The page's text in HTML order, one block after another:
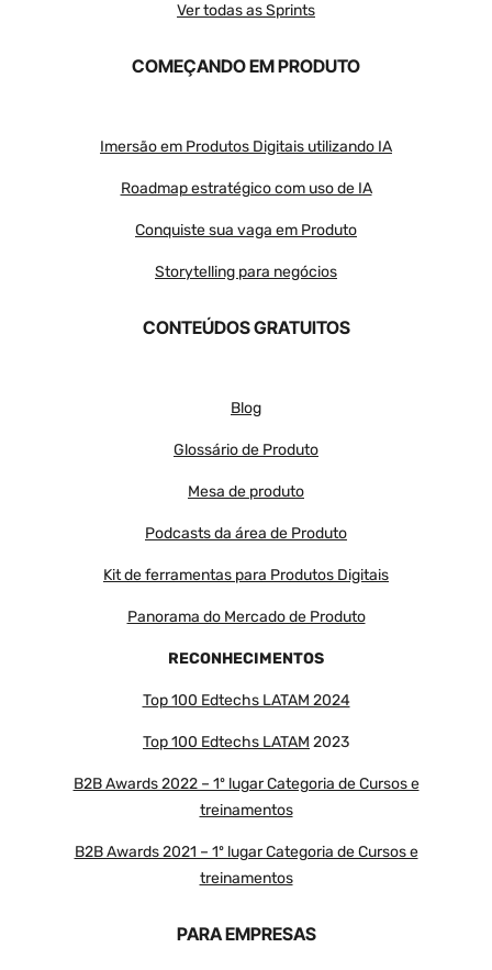
Ver todas as Sprints
COMEÇANDO EM PRODUTO
Imersão em Produtos Digitais utilizando IA
Roadmap estratégico com uso de IA
Conquiste sua vaga em Produto
Storytelling para negócios
CONTEÚDOS GRATUITOS
Blog
Glossário de Produto
Mesa de produto
Podcasts da área de Produto
Kit de ferramentas para Produtos Digitais
Panorama do Mercado de Produto
RECONHECIMENTOS
Top 100 Edtechs LATAM 2024
Top 100 Edtechs LATAM 2023
B2B Awards 2022 – 1º lugar Categoria de Cursos e
treinamentos
B2B Awards 2021 – 1º lugar Categoria de Cursos e
treinamentos
PARA EMPRESAS